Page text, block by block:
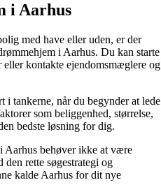
i Aarhus
med have eller uden, er der
i Aarhus. Du kan starte
kontakte ejendomsmæglere og
tankerne, når du begynder at lede
som beliggenhed, størrelse,
bedste løsning for dig.
behøver ikke at være
rette søgestrategi og
kalde Aarhus for dit nye